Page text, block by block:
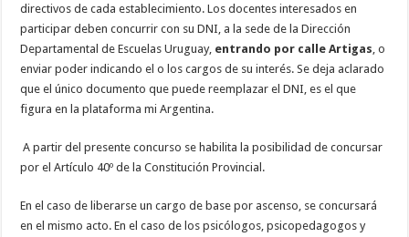
directivos de cada establecimiento. Los docentes interesados en
participar deben concurrir con su DNI, a la sede de la Dirección
Departamental de Escuelas Uruguay, entrando por calle Artigas , o
enviar poder indicando el o los cargos de su interés. Se deja aclarado
que el único documento que puede reemplazar el DNI, es el que
figura en la plataforma mi Argentina.
A partir del presente concurso se habilita la posibilidad de concursar
por el Artículo 40º de la Constitución Provincial.
En el caso de liberarse un cargo de base por ascenso, se concursará
en el mismo acto. En el caso de los psicólogos, psicopedagogos y